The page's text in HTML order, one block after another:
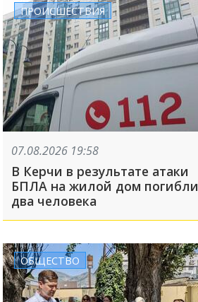
ПРОИСШЕСТВИЯ
07.08.2026 19:58
В Керчи в результате атаки
БПЛА на жилой дом погибли
два человека
ОБЩЕСТВО